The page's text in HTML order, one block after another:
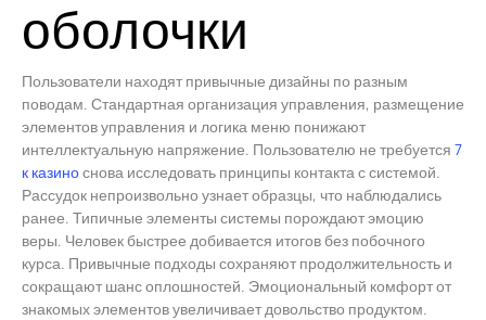
оболочки
Пользователи находят привычные дизайны по разным
поводам. Стандартная организация управления, размещение
элементов управления и логика меню понижают
интеллектуальную напряжение. Пользователю не требуется 7
к казиноснова исследовать принципы контакта с системой.
Рассудок непроизвольно узнает образцы, что наблюдались
ранее. Типичные элементы системы порождают эмоцию
веры. Человек быстрее добивается итогов без побочного
курса. Привычные подходы сохраняют продолжительность и
сокращают шанс оплошностей. Эмоциональный комфорт от
знакомых элементов увеличивает довольство продуктом.